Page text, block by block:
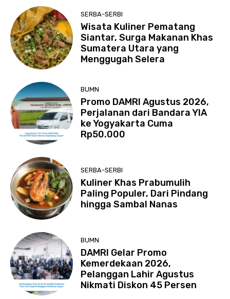
SERBA-SERBI
Wisata Kuliner Pematang
Siantar, Surga Makanan Khas
Sumatera Utara yang
Menggugah Selera
BUMN
Promo DAMRI Agustus 2026,
Perjalanan dari Bandara YIA
ke Yogyakarta Cuma
Rp50.000
SERBA-SERBI
Kuliner Khas Prabumulih
Paling Populer, Dari Pindang
hingga Sambal Nanas
BUMN
DAMRI Gelar Promo
Kemerdekaan 2026,
Pelanggan Lahir Agustus
Nikmati Diskon 45 Persen